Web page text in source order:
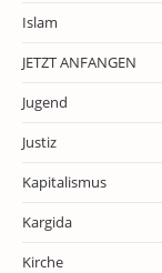
Islam
JETZT ANFANGEN
Jugend
Justiz
Kapitalismus
Kargida
Kirche